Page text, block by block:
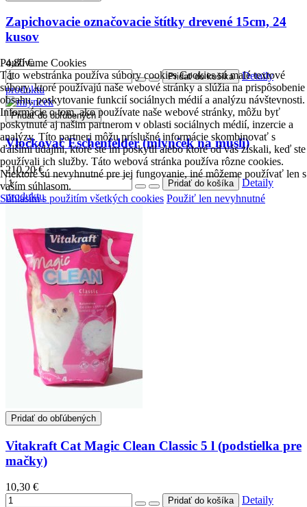
Zapichovacie označovacie štítky drevené 15cm, 24
kusov
4,80 €
Detaily
produktu
Pridať do obľúbených
Vločkovač Eschenfelder (mlynček na musli)
210,20 €
Detaily
produktu
Pridať do obľúbených
Vitakraft Cat Magic Clean Classic 5 l (podstielka pre
mačky)
10,30 €
Detaily
Používame Cookies
Táto webstránka používa súbory cookies Cookies sú malé textové
súbory, ktoré používajú naše webové stránky a slúžia na prispôsobenie
obsahu, poskytovanie funkcií sociálnych médií a analýzu návštevnosti.
Informácie o tom, ako používate naše webové stránky, môžu byť
poskytnuté aj našim partnerom v oblasti sociálnych médií, inzercie a
analýzy. Títo partneri môžu príslušné informácie skombinovať s
ďalšími údajmi, ktoré ste im poskytli alebo ktoré od vás získali, keď ste
používali ich služby. Táto webová stránka používa rôzne cookies.
Niektoré sú nevyhnutné pre jej fungovanie, iné môžeme používať len s
vaším súhlasom.
Súhlasím s použitím všetkých cookies Použiť len nevyhnutné